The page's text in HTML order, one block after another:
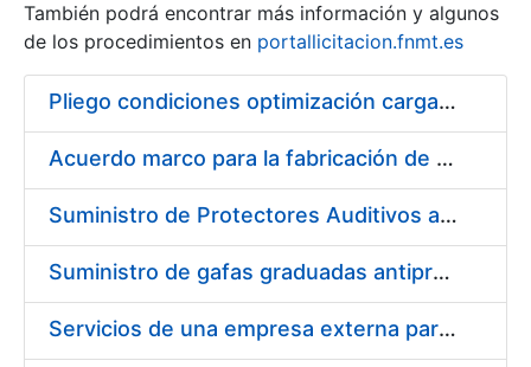
También podrá encontrar más información y algunos
de los procedimientos en portallicitacion.fnmt.es
Pliego condiciones optimización cargas compras firmado
Acuerdo marco para la fabricación de piezas
Suministro de Protectores Auditivos a medida para las personas trabajadoras de los Centros de Trabajo de Madrid y Burgos
Suministro de gafas graduadas antiproyecciones para los trabajadores de la FNMT-RCM en los centros de trabajo de Madrid y Burgos
Servicios de una empresa externa para el asesoramiento y resolución de los recursos de alzada que se presentan relacionados con procesos de selección para la FNMT-RCM